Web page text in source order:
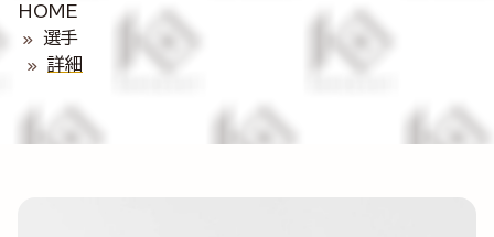
HOME
選手
詳細